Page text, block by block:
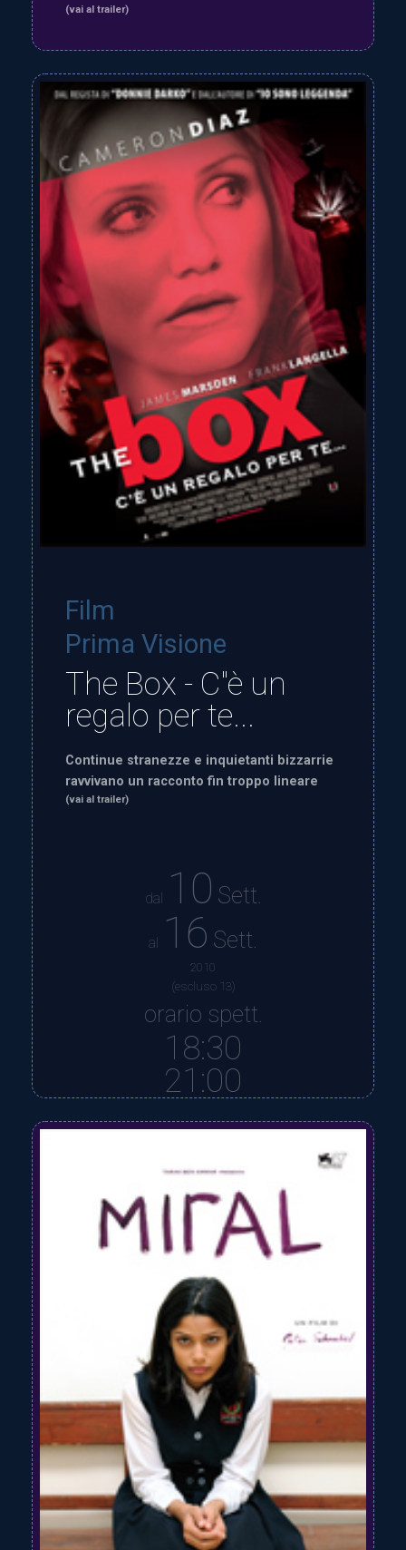
(vai al trailer)
Film
Prima Visione
The Box - C"è un
regalo per te...
Continue stranezze e inquietanti bizzarrie
ravvivano un racconto fin troppo lineare
(vai al trailer)
dal 10 Sett.
al 16 Sett.
2010
(escluso 13)
orario spett.
18:30
21:00